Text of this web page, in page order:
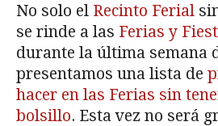
No solo el Recinto Ferial
se rinde a las Ferias y
durante la última semana
presentamos una lista de
hacer en las Ferias sin
bolsillo. Esta vez no será